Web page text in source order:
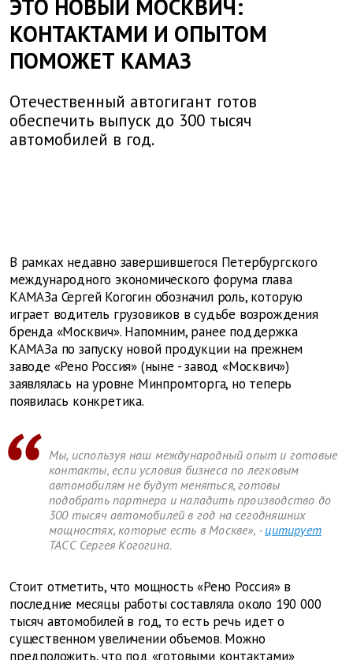
ЭТО НОВЫЙ МОСКВИЧ:
КОНТАКТАМИ И ОПЫТОМ
ПОМОЖЕТ КАМАЗ
Отечественный автогигант готов
обеспечить выпуск до 300 тысяч
автомобилей в год.
В рамках недавно завершившегося Петербургского
международного экономического форума глава
КАМАЗа Сергей Когогин обозначил роль, которую
играет водитель грузовиков в судьбе возрождения
бренда «Москвич». Напомним, ранее поддержка
КАМАЗа по запуску новой продукции на прежнем
заводе «Рено Россия» (ныне - завод «Москвич»)
заявлялась на уровне Минпромторга, но теперь
появилась конкретика.
Мы, используя наш международный опыт и готовые
контакты, если условия бизнеса по легковым
автомобилям не будут меняться, готовы
подобрать партнера и наладить производство до
300 тысяч автомобилей в год на сегодняшних
мощностях, которые есть в Москве», - цитирует
ТАСС Сергея Когогина.
Стоит отметить, что мощность «Рено Россия» в
последние месяцы работы составляла около 190 000
тысяч автомобилей в год, то есть речь идет о
существенном увеличении объемов. Можно
предположить, что под «готовыми контактами»